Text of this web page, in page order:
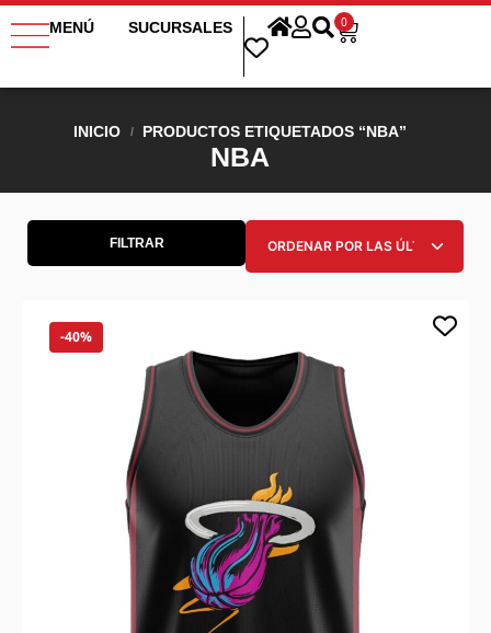
MENÚ SUCURSALES 0
INICIO / PRODUCTOS ETIQUETADOS “NBA”
NBA
FILTRAR
-40%